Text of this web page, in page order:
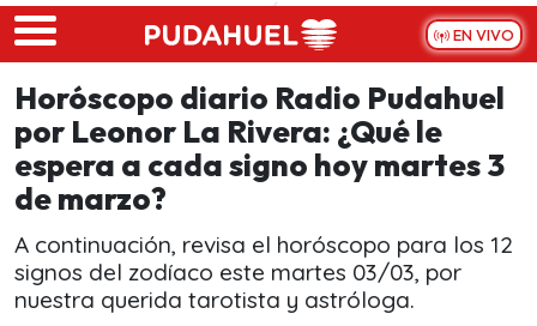
Skip to main content
EN VIVO
Horóscopo diario Radio Pudahuel
por Leonor La Rivera: ¿Qué le
espera a cada signo hoy martes 3
de marzo?
A continuación, revisa el horóscopo para los 12
signos del zodíaco este martes 03/03, por
nuestra querida tarotista y astróloga.